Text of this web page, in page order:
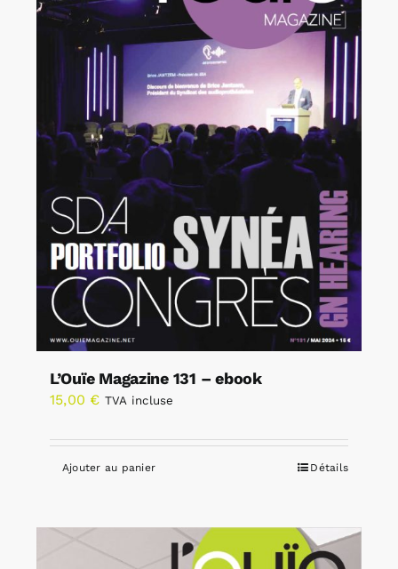
L’Ouïe Magazine 131 – ebook
15,00 € TVA incluse
Ajouter au panier Détails